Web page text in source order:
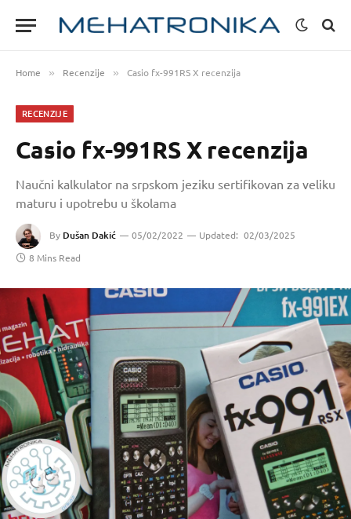
Home » Recenzije » Casio fx-991RS X recenzija
RECENZIJE
Casio fx-991RS X recenzija
Naučni kalkulator na srpskom jeziku sertifikovan za veliku
maturu i upotrebu u školama
By Dušan Dakić 05/02/2022 Updated: 02/03/2025
8 Mins Read